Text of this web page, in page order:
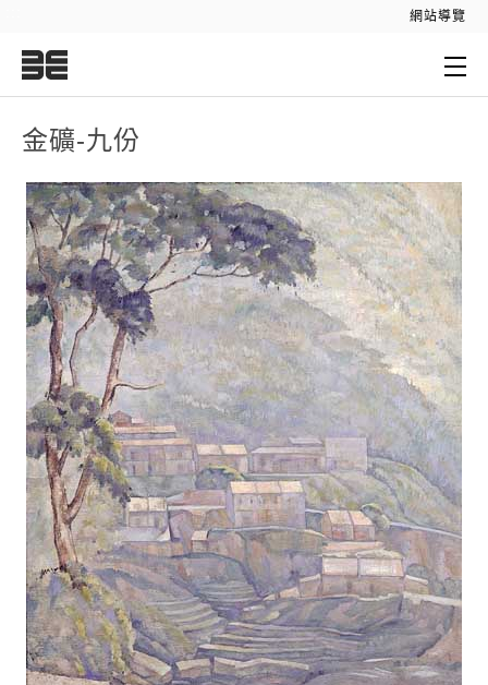
網站導覽
金礦-九份
金